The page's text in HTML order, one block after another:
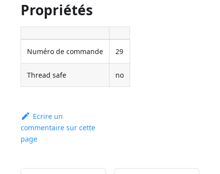
Propriétés
Numéro de commande 29
Thread safe no
Ecrire un
commentaire sur cette
page